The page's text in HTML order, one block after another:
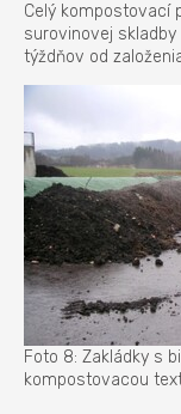
Celý kompostovací
surovinovej
týždňov od
Foto 8: Zakládky s
kompostovacou